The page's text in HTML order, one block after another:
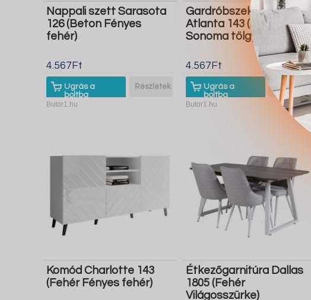
Nappali szett Sarasota
126 (Beton Fényes
fehér)
4.567Ft
Ugrás a
boltba
Részletek
Butor1.hu
Gardróbszekrény
Atlanta 143 (Fehér
Sonoma tölgy)
4.567Ft
Ugrás a
boltba
Részletek
Butor1.hu
Komód Charlotte 143
(Fehér Fényes fehér)
Étkezőgarnitúra Dallas
1805 (Fehér
Világosszürke)